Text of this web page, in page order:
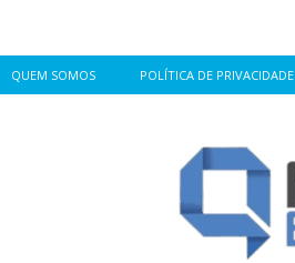
QUEM SOMOS POLÍTICA DE PRIVACIDADE